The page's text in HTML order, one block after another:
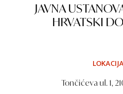
JAVNA
HRVATSKI
Tončićeva ul. 1,